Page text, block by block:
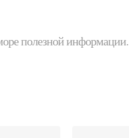
полезной информации.